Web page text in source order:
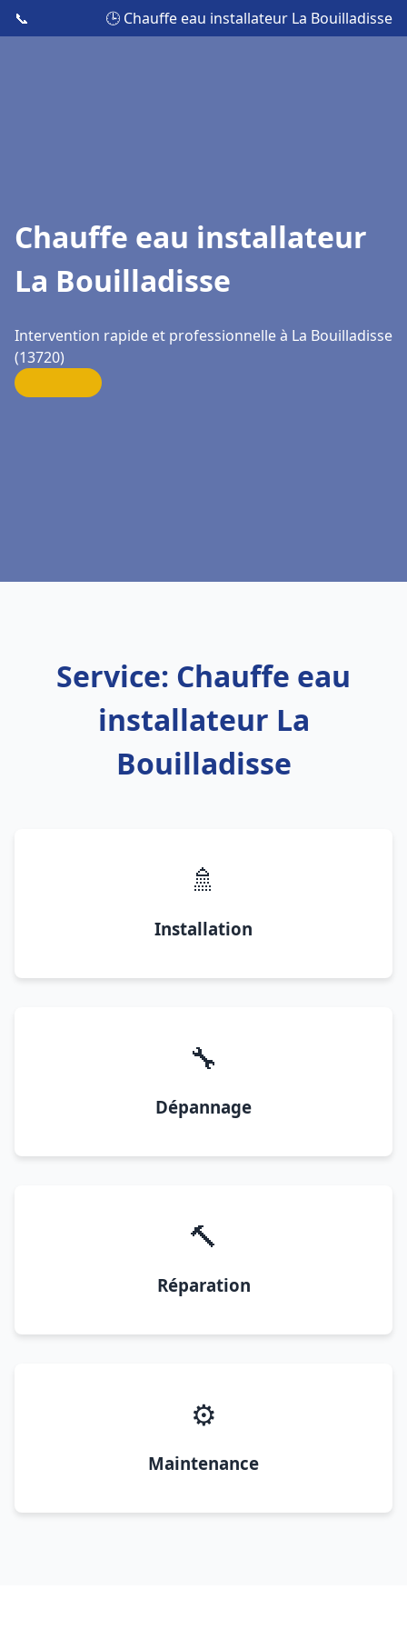
📞 🕒 Chauffe eau installateur La Bouilladisse
Chauffe eau installateur
La Bouilladisse
Intervention rapide et professionnelle à La Bouilladisse
(13720)
Service: Chauffe eau
installateur La
Bouilladisse
🚿
Installation
🔧
Dépannage
🔨
Réparation
⚙️
Maintenance